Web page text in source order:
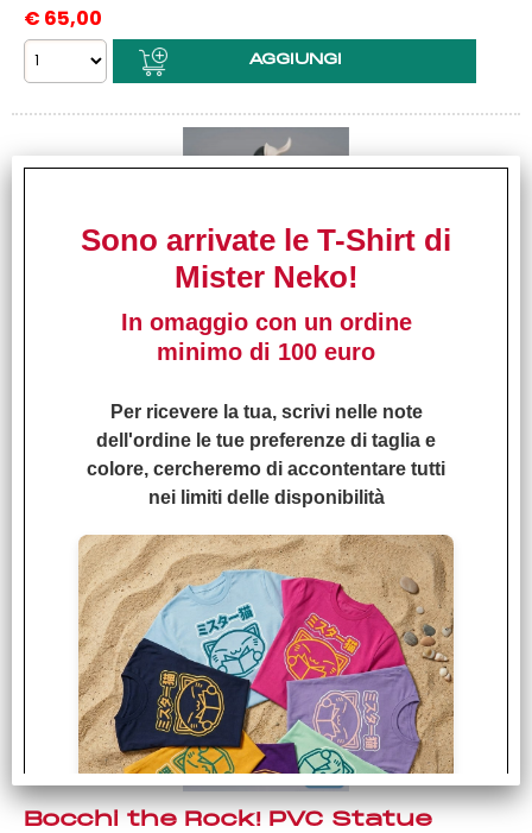
€ 65,00
Bleach - Maximatic - Ulquiorra
Shifar - Banpresto Statue 23 cm
Banpresto
Disponibilità:
Disponibile
Bocchi the Rock! PVC Statue
Sono arrivate le T-Shirt di
Mister Neko!
In omaggio con un ordine
minimo di 100 euro
Per ricevere la tua, scrivi nelle note
dell'ordine le tue preferenze di taglia e
colore, cercheremo di accontentare tutti
nei limiti delle disponibilità